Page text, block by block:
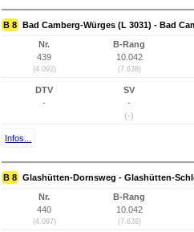
B 8 Bad Camberg-Würges (L 3031) - Bad
Nr.
439
(4.092)
B-Rang
10.042
(7.638)
DTV
-
SV
-
(-)
Infos...
B 8 Glashütten-Dornsweg - Glashütten-
Nr.
440
(4.097)
B-Rang
10.042
(7.638)